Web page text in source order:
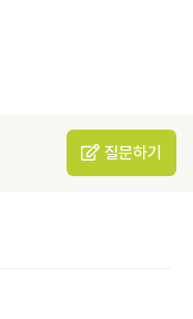
질문하기